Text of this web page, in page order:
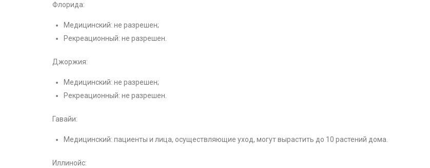
Флорида:
Медицинский: не разрешен;
Рекреационный: не разрешен.
Джоржия:
Медицинский: не разрешен;
Рекреационный: не разрешен.
Гавайи:
Медицинский: пациенты и лица, осуществляющие уход, могут вырастить до 10 растений дома.
Иллинойс: